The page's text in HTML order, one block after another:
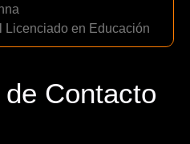
Licenciado en Educación
Contacto